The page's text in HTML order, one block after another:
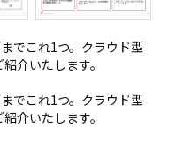
でこれ1つ。クラウド型
介いたします。
でこれ1つ。クラウド型
介いたします。